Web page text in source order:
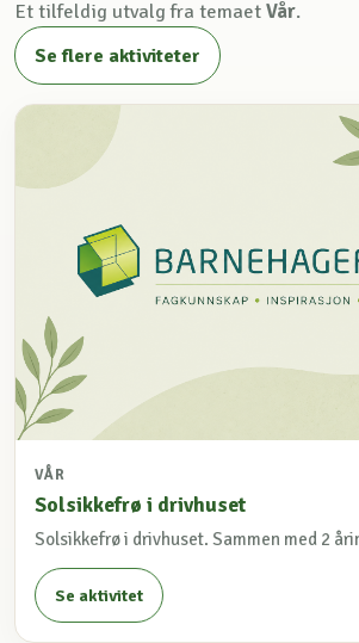
Et tilfeldig utvalg fra temaet Vår.
Se flere aktiviteter
VÅR
Solsikkefrø i drivhuset
Solsikkefrø i drivhuset. Sammen med 2
Se aktivitet